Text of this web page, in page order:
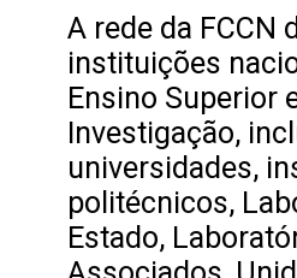
A rede da FCCN
instituições
Ensino Superior
Investigação,
universidades,
politécnicos,
Estado,